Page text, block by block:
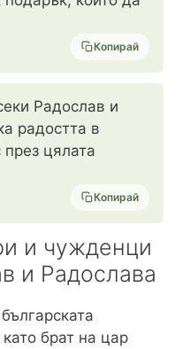
Копирай
Радослав и
радостта в
цялата
Копирай
и чужденци
и Радослава
брат на цар